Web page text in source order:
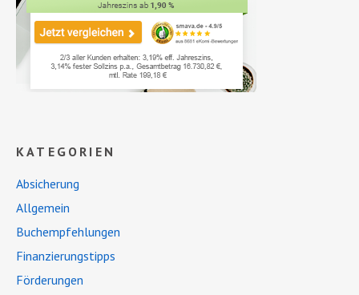
KATEGORIEN
Absicherung
Allgemein
Buchempfehlungen
Finanzierungstipps
Förderungen